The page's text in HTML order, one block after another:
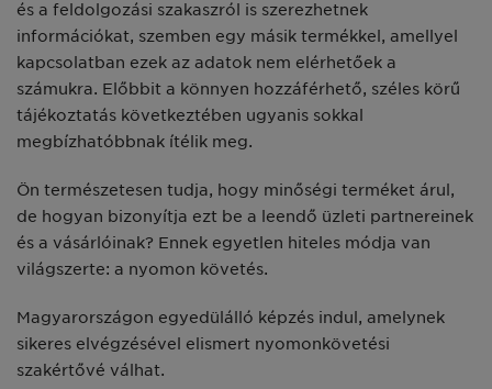
és a feldolgozási szakaszról is szerezhetnek
információkat, szemben egy másik termékkel, amellyel
kapcsolatban ezek az adatok nem elérhetőek a
számukra. Előbbit a könnyen hozzáférhető, széles körű
tájékoztatás következtében ugyanis sokkal
megbízhatóbbnak ítélik meg.
Ön természetesen tudja, hogy minőségi terméket árul,
de hogyan bizonyítja ezt be a leendő üzleti partnereinek
és a vásárlóinak? Ennek egyetlen hiteles módja van
világszerte: a nyomon követés.
Magyarországon egyedülálló képzés indul, amelynek
sikeres elvégzésével elismert nyomonkövetési
szakértővé válhat.